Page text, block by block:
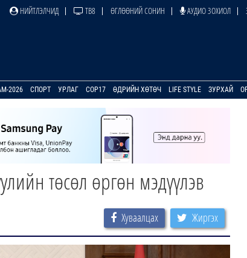
НИЙТЛЭЛЧИД ТВ8 ӨГЛӨӨНИЙ СОНИН АУДИО ЗОХИОЛ
2026 СПОРТ УРЛАГ COP17 ӨДРИЙН ХӨТӨЧ LIFE STYLE ЗУРХАЙ
төсөл өргөн мэдүүлэв
Хуваалцах Жиргэх